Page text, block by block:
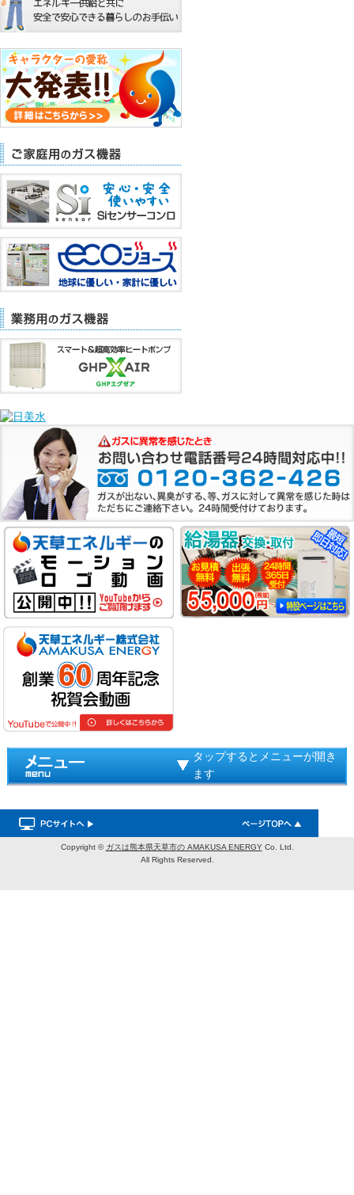
タップするとメニューが開き
ます
Copyright © ガスは熊本県天草市の AMAKUSA ENERGYCo. Ltd.
All Rights Reserved.